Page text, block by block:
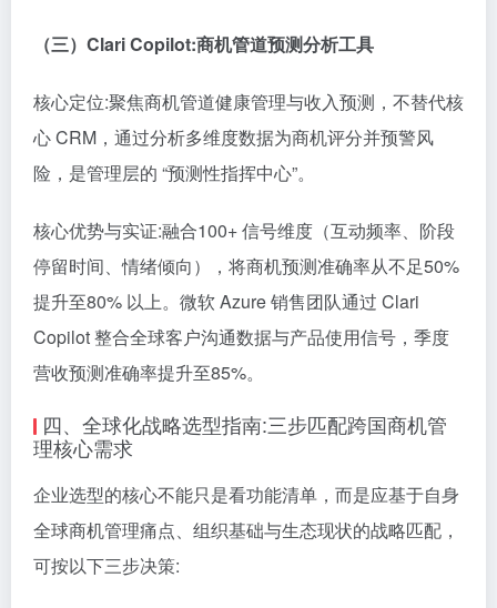
（三）Clari Copilot:商机管道预测分析工具
核心定位:聚焦商机管道健康管理与收入预测，不替代核
心 CRM，通过分析多维度数据为商机评分并预警风
险，是管理层的 “预测性指挥中心”。
核心优势与实证:融合100+ 信号维度（互动频率、阶段
停留时间、情绪倾向），将商机预测准确率从不足50%
提升至80% 以上。微软 Azure 销售团队通过 Clari
Copilot 整合全球客户沟通数据与产品使用信号，季度
营收预测准确率提升至85%。
四、全球化战略选型指南:三步匹配跨国商机管
理核心需求
企业选型的核心不能只是看功能清单，而是应基于自身
全球商机管理痛点、组织基础与生态现状的战略匹配，
可按以下三步决策: